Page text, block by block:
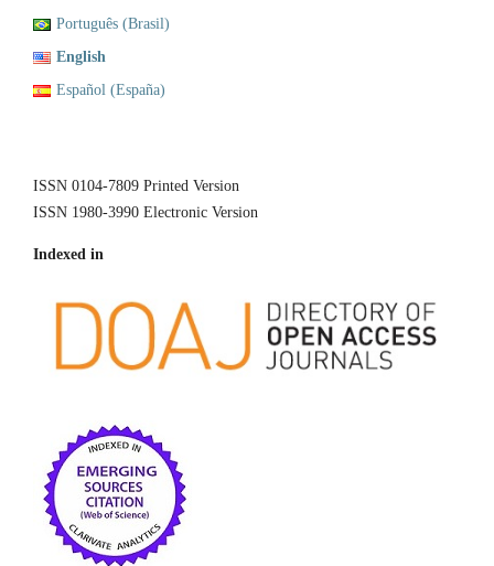
Português (Brasil)
English
Español (España)
ISSN 0104-7809 Printed Version
ISSN 1980-3990 Electronic Version
Indexed in